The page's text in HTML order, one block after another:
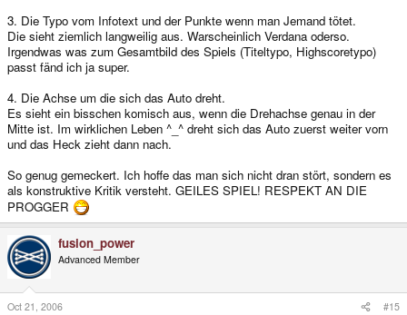
3. Die Typo vom Infotext und der Punkte wenn man Jemand tötet.
Die sieht ziemlich langweilig aus. Warscheinlich Verdana oderso.
Irgendwas was zum Gesamtbild des Spiels (Titeltypo, Highscoretypo)
passt fänd ich ja super.
4. Die Achse um die sich das Auto dreht.
Es sieht ein bisschen komisch aus, wenn die Drehachse genau in der
Mitte ist. Im wirklichen Leben ^_^ dreht sich das Auto zuerst weiter vorn
und das Heck zieht dann nach.
So genug gemeckert. Ich hoffe das man sich nicht dran stört, sondern es
als konstruktive Kritik versteht. GEILES SPIEL! RESPEKT AN DIE
PROGGER
fusion_power
Advanced Member
Oct 21, 2006 #15